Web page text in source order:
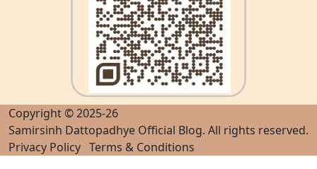
Copyright © 2025-26
Samirsinh Dattopadhye Official Blog. All rights reserved.
Privacy Policy Terms & Conditions